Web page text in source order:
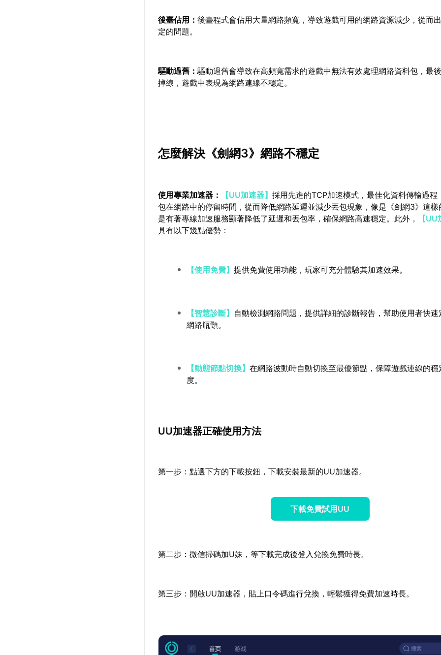
後臺佔用：後臺程式會佔用大量網路頻寬，導致遊戲可用的網路資源減少，從而
定的問題。
驅動過舊：驅動過舊會導致在高頻寬需求的遊戲中無法有效處理網路資料包，最
掉線，遊戲中表現為網路連線不穩定。
怎麼解決《劍網3》網路不穩定
使用專業加速器： 【UU加速器】採用先進的TCP加速模式，最佳化資料傳輸過程
包在網路中的停留時間，從而降低網路延遲並減少丟包現象，像是《劍網3》這
是有著專線加速服務顯著降低了延遲和丟包率，確保網路高速穩定。此外，
【
具有以下幾點優勢：
【使用免費】提供免費使用功能，玩家可充分體驗其加速效果。
【智慧診斷】 自動檢測網路問題，提供詳細的診斷報告，幫助使用者快
網路瓶頸。
【動態節點切換】在網路波動時自動切換至最優節點，保障遊戲連線的穩
度。
UU加速器正確使用方法
第一步：點選下方的下載按鈕，下載安裝最新的UU加速器。
下載免費試用UU
第二步：微信掃碼加U妹，等下載完成後登入兌換免費時長。
第三步：開啟UU加速器，貼上口令碼進行兌換，輕鬆獲得免費加速時長。